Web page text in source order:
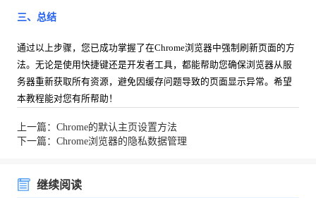
三、总结
通过以上步骤，您已成功掌握了在Chrome浏览器中强制刷新页面的方
法。无论是使用快捷键还是开发者工具，都能帮助您确保浏览器从服
务器重新获取所有资源，避免因缓存问题导致的页面显示异常。希望
本教程能对您有所帮助！
上一篇：Chrome的默认主页设置方法
下一篇：Chrome浏览器的隐私数据管理
继续阅读